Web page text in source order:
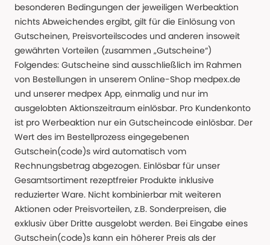
besonderen Bedingungen der jeweiligen Werbeaktion
nichts Abweichendes ergibt, gilt für die Einlösung von
Gutscheinen, Preisvorteilscodes und anderen insoweit
gewährten Vorteilen (zusammen „Gutscheine“)
Folgendes: Gutscheine sind ausschließlich im Rahmen
von Bestellungen in unserem Online-Shop medpex.de
und unserer medpex App, einmalig und nur im
ausgelobten Aktionszeitraum einlösbar. Pro Kundenkonto
ist pro Werbeaktion nur ein Gutscheincode einlösbar. Der
Wert des im Bestellprozess eingegebenen
Gutschein(code)s wird automatisch vom
Rechnungsbetrag abgezogen. Einlösbar für unser
Gesamtsortiment rezeptfreier Produkte inklusive
reduzierter Ware. Nicht kombinierbar mit weiteren
Aktionen oder Preisvorteilen, z.B. Sonderpreisen, die
exklusiv über Dritte ausgelobt werden. Bei Eingabe eines
Gutschein(code)s kann ein höherer Preis als der